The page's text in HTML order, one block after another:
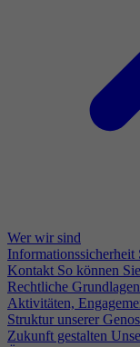
Wer wir sind
Informationssicherheit
Kontakt So können
Rechtliche
Aktivitäten,
Struktur unserer
Zukunft gestalten